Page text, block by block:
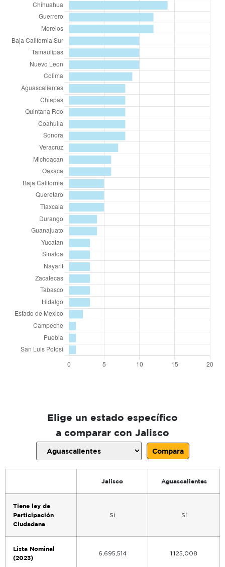
Elige un estado específico
a comparar con Jalisco
Compara
Jalisco Aguascalientes
Tiene ley de
Participación
Ciudadana
Sí Sí
Lista Nominal
(2023)
6,695,514 1,125,008